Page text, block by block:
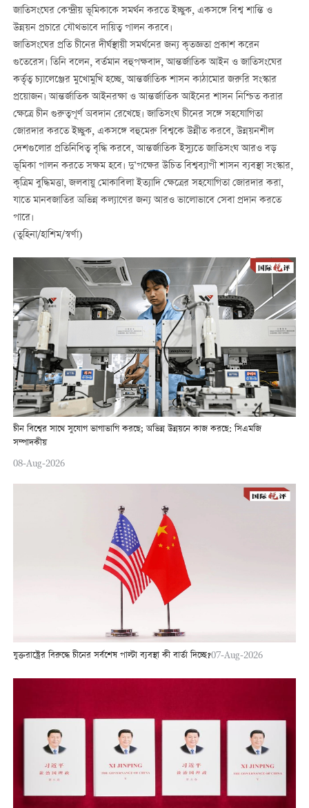
জাতিসংঘের কেন্দ্রীয় ভূমিকাকে সমর্থন করতে ইচ্ছুক, একসঙ্গে বিশ্ব শান্তি ও
উন্নয়ন প্রচারে যৌথভাবে দায়িত্ব পালন করবে।
জাতিসংঘের প্রতি চীনের দীর্ঘস্থায়ী সমর্থনের জন্য কৃতজ্ঞতা প্রকাশ করেন
গুতেরেস। তিনি বলেন, বর্তমান বহুপক্ষবাদ, আন্তর্জাতিক আইন ও জাতিসংঘের
কর্তৃত্ব চ্যালেঞ্জের মুখোমুখি হচ্ছে, আন্তর্জাতিক শাসন কাঠামোর জরুরি সংস্কার
প্রয়োজন। আন্তর্জাতিক আইনরক্ষা ও আন্তর্জাতিক আইনের শাসন নিশ্চিত করার
ক্ষেত্রে চীন গুরুত্বপূর্ণ অবদান রেখেছে। জাতিসংঘ চীনের সঙ্গে সহযোগিতা
জোরদার করতে ইচ্ছুক, একসঙ্গে বহুমেরু বিশ্বকে উন্নীত করবে, উন্নয়নশীল
দেশগুলোর প্রতিনিধিত্ব বৃদ্ধি করবে, আন্তর্জাতিক ইস্যুতে জাতিসংঘ আরও বড়
ভূমিকা পালন করতে সক্ষম হবে। দু’পক্ষের উচিত বিশ্বব্যাপী শাসন ব্যবস্থা সংস্কার,
কৃত্রিম বুদ্ধিমত্তা, জলবায়ু মোকাবিলা ইত্যাদি ক্ষেত্রের সহযোগিতা জোরদার করা,
যাতে মানবজাতির অভিন্ন কল্যাণের জন্য আরও ভালোভাবে সেবা প্রদান করতে
পারে।
(তুহিনা/হাশিম/স্বর্ণা)
চীন বিশ্বের সাথে সুযোগ ভাগাভাগি করছে; অভিন্ন উন্নয়নে কাজ করছে: সিএমজি
সম্পাদকীয়
08-Aug-2026
যুক্তরাষ্ট্রের বিরুদ্ধে চীনের সর্বশেষ পাল্টা ব্যবস্থা কী বার্তা দিচ্ছে?07-Aug-2026